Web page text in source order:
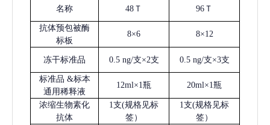
名称 48Ｔ 96Ｔ
抗体预包被酶
标板
8×6 8×12
冻干标准品 0.5 ng/支×2支 0.5 ng/支×3支
标准品 &标本
通用稀释液
12ml×1瓶 20ml×1瓶
浓缩生物素化
抗体
1支(规格见标
签）
1支(规格见标
签）